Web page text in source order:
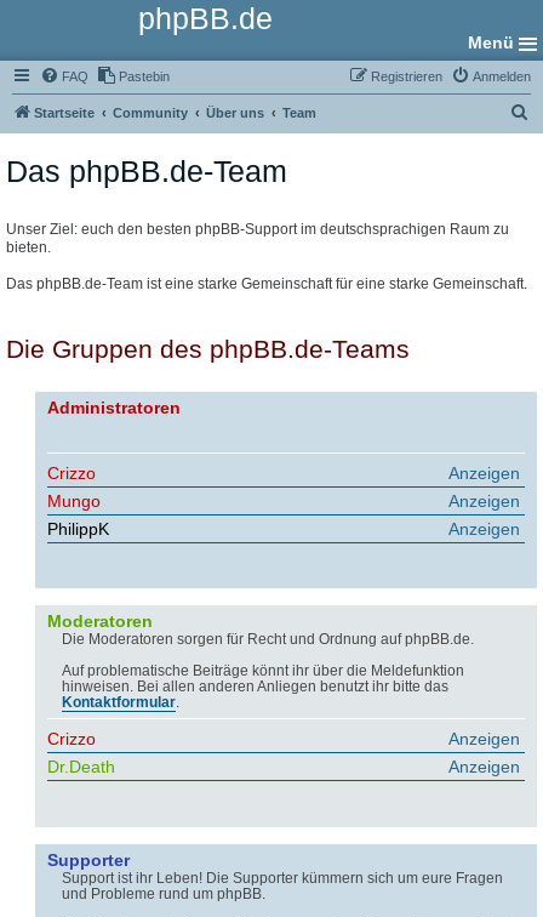
phpBB.de
Menü
FAQ Pastebin Anmelden
Registrieren
Startseite Community Über uns Team
Das phpBB.de-Team
Unser Ziel: euch den besten phpBB-Support im deutschsprachigen Raum zu
bieten.
Das phpBB.de-Team ist eine starke Gemeinschaft für eine starke Gemeinschaft.
Die Gruppen des phpBB.de-Teams
Administratoren
Anzeigen
Crizzo
Anzeigen
Mungo
Anzeigen
PhilippK
Moderatoren
Die Moderatoren sorgen für Recht und Ordnung auf phpBB.de.
Auf problematische Beiträge könnt ihr über die Meldefunktion
hinweisen. Bei allen anderen Anliegen benutzt ihr bitte das
Kontaktformular.
Anzeigen
Crizzo
Anzeigen
Dr.Death
Supporter
Support ist ihr Leben! Die Supporter kümmern sich um eure Fragen
und Probleme rund um phpBB.